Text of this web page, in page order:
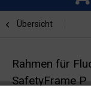
Übersicht
Rahmen für
SafetyFrame P